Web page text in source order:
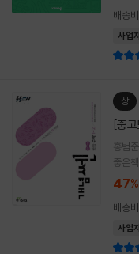
배송
사업
상
[중
홍범
좋은
47%
배송
사업